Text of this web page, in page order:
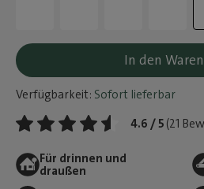
In den
Verfügbarkeit: Sofort lieferbar
4.6 / 5 (21
Für drinnen und
draußen